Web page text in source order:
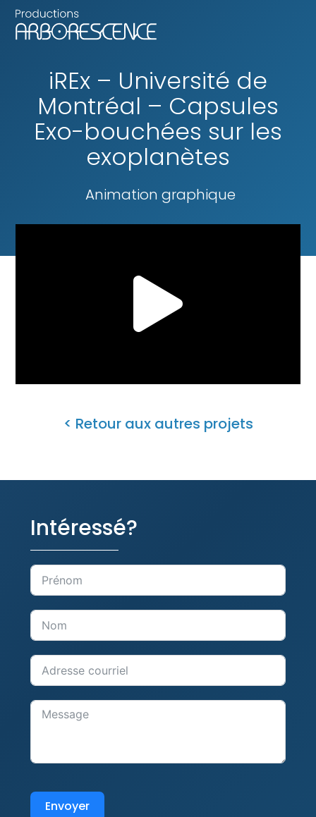
iREx – Université de
Montréal – Capsules
Exo-bouchées sur les
exoplanètes
Animation graphique
< Retour aux autres projets
Intéressé?
Envoyer